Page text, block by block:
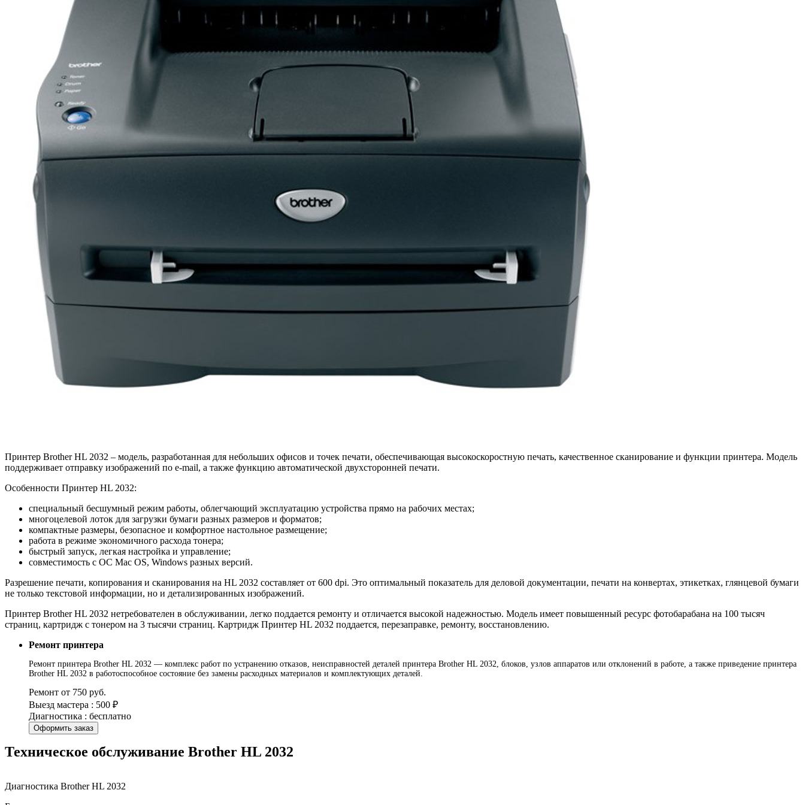
Принтер Brother HL 2032 – модель, разработанная для небольших офисов и точек печати, обеспечивающая высокоскоростную печать, качественное сканирование и функции принтера. Модель
поддерживает отправку изображений по e-mail, а также функцию автоматической двухсторонней печати.
Особенности Принтер HL 2032:
специальный бесшумный режим работы, облегчающий эксплуатацию устройства прямо на рабочих местах;
многоцелевой лоток для загрузки бумаги разных размеров и форматов;
компактные размеры, безопасное и комфортное настольное размещение;
работа в режиме экономичного расхода тонера;
быстрый запуск, легкая настройка и управление;
совместимость с ОС Mac OS, Windows разных версий.
Разрешение печати, копирования и сканирования на HL 2032 составляет от 600 dpi. Это оптимальный показатель для деловой документации, печати на конвертах, этикетках, глянцевой бумаги
не только текстовой информации, но и детализированных изображений.
Принтер Brother HL 2032 нетребователен в обслуживании, легко поддается ремонту и отличается высокой надежностью. Модель имеет повышенный ресурс фотобарабана на 100 тысяч
страниц, картридж с тонером на 3 тысячи страниц. Картридж Принтер HL 2032 поддается, перезаправке, ремонту, восстановлению.
Ремонт принтера
Ремонт принтера Brother HL 2032 — комплекс работ по устранению отказов, неисправностей деталей принтера Brother HL 2032, блоков, узлов аппаратов или отклонений в работе, а также приведение принтера
Brother HL 2032 в работоспособное состояние без замены расходных материалов и комплектующих деталей.
Ремонт от 750 руб.
Выезд мастера : 500 ₽
Диагностика : бесплатно
Оформить заказ
Техническое обслуживание Brother HL 2032
Диагностика Brother HL 2032